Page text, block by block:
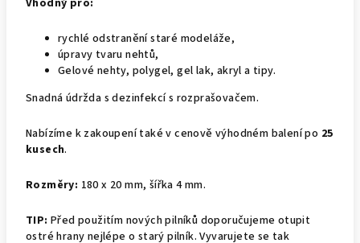
Vhodný pro:
rychlé odstranění staré modeláže,
úpravy tvaru nehtů,
Gelové nehty, polygel, gel lak, akryl a tipy.
Snadná údržda s dezinfekcí s rozprašovačem.
Nabízíme k zakoupení také v cenově výhodném balení po 25
kusech.
Rozměry: 180 x 20 mm, šířka 4 mm.
TIP: Před použitím nových pilníků doporučujeme otupit
ostré hrany nejlépe o starý pilník. Vyvarujete se tak